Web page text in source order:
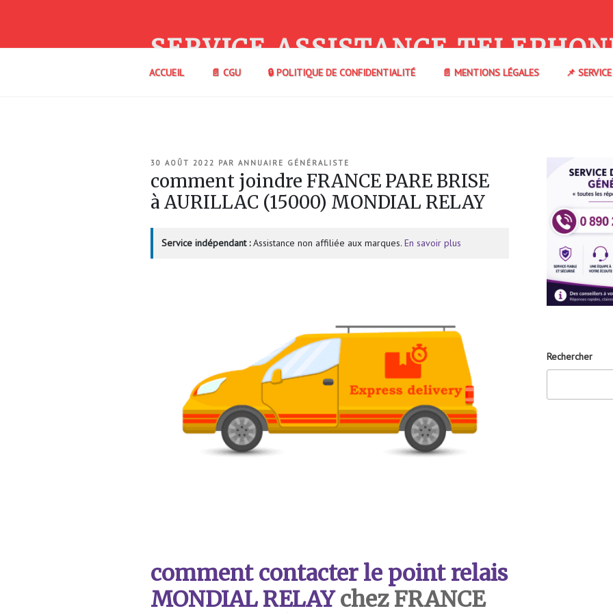
SERVICE ASSISTANCE
ACCUEIL 📄 CGU 🔒 POLITIQUE DE CONFIDENTIALITÉ 📄 MENTIONS LÉGALES 📌
PUBLIÉ
30 AOÛT 2022 PAR ANNUAIRE GÉNÉRALISTE
comment joindre FRANCE PARE BRISE
à AURILLAC (15000) MONDIAL RELAY
Service indépendant :Assistance non affiliée aux marques. En savoir plus
comment contacter le point relais
MONDIAL RELAYchez FRANCE
Rechercher